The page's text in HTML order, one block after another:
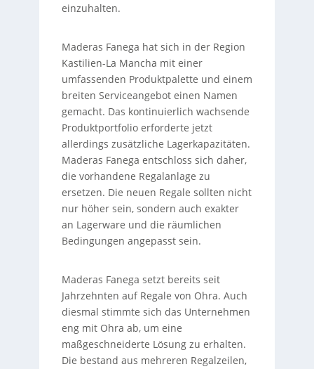
einzuhalten.
Maderas Fanega hat sich in der Region
Kastilien-La Mancha mit einer
umfassenden Produktpalette und einem
breiten Serviceangebot einen Namen
gemacht. Das kontinuierlich wachsende
Produktportfolio erforderte jetzt
allerdings zusätzliche Lagerkapazitäten.
Maderas Fanega entschloss sich daher,
die vorhandene Regalanlage zu
ersetzen. Die neuen Regale sollten nicht
nur höher sein, sondern auch exakter
an Lagerware und die räumlichen
Bedingungen angepasst sein.
Maderas Fanega setzt bereits seit
Jahrzehnten auf Regale von Ohra. Auch
diesmal stimmte sich das Unternehmen
eng mit Ohra ab, um eine
maßgeschneiderte Lösung zu erhalten.
Die bestand aus mehreren Regalzeilen,